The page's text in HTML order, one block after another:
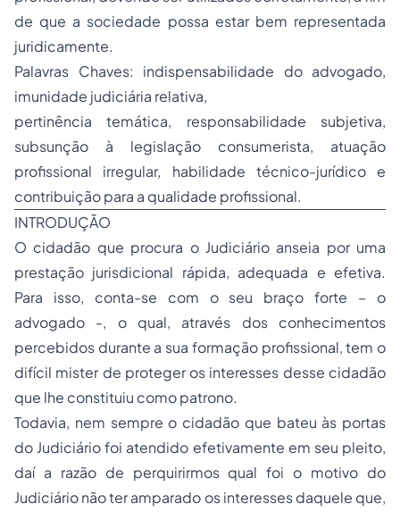
de que a sociedade possa estar bem representada
juridicamente.
Palavras Chaves: indispensabilidade do advogado,
imunidade judiciária relativa,
pertinência temática, responsabilidade subjetiva,
subsunção à legislação consumerista, atuação
profissional irregular, habilidade técnico-jurídico e
contribuição para a qualidade profissional.
INTRODUÇÃO
O cidadão que procura o Judiciário anseia por uma
prestação jurisdicional rápida, adequada e efetiva.
Para isso, conta-se com o seu braço forte – o
advogado -, o qual, através dos conhecimentos
percebidos durante a sua formação profissional, tem o
difícil mister de proteger os interesses desse cidadão
que lhe constituiu como patrono.
Todavia, nem sempre o cidadão que bateu às portas
do Judiciário foi atendido efetivamente em seu pleito,
daí a razão de perquirirmos qual foi o motivo do
Judiciário não ter amparado os interesses daquele que,